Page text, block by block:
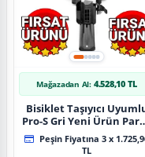
Mağazadan Al: 4.528,10 TL
Bisiklet Taşıyıcı
Pro-S Gri Yeni Ürün
Tavan Tipi Bisiklet
Taşıyıcı
Peşin Fiyatına 3 x
TL